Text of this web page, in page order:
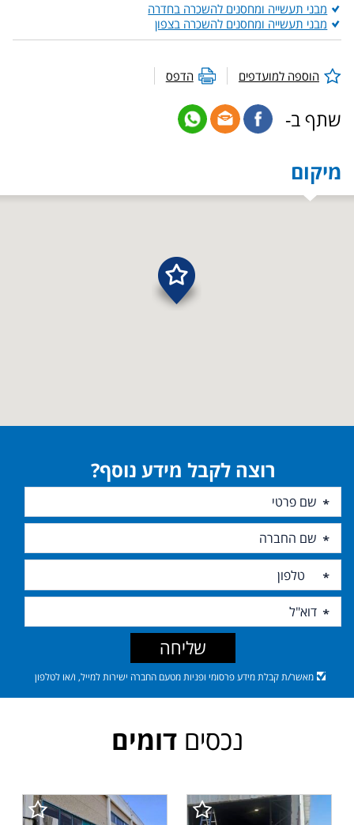
מבני תעשייה ומחסנים להשכרה בחדרה
מבני תעשייה ומחסנים להשכרה בצפון
הוספה למועדפים הדפס
שתף ב-
מיקום
רוצה לקבל מידע נוסף?
מאשר/ת קבלת מידע פרסומי ופניות מטעם החברה ישירות למייל, ו/או לטלפון
שליחה
נכסיםדומים